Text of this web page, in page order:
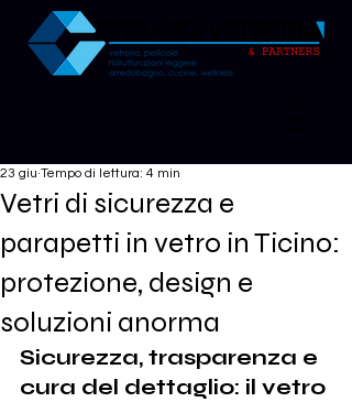
Vetri di sicurezza e
parapetti in vetro in Ticino:
protezione, design e
soluzioni anorma
23 giu Tempo di lettura: 4 min
Sicurezza, trasparenza e
cura del dettaglio: il vetro